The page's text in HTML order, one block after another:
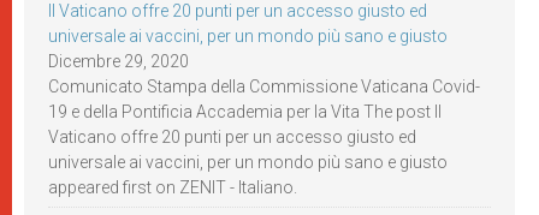
Il Vaticano offre 20 punti per un accesso giusto ed
universale ai vaccini, per un mondo più sano e giusto
Dicembre 29, 2020
Comunicato Stampa della Commissione Vaticana Covid-
19 e della Pontificia Accademia per la Vita The post Il
Vaticano offre 20 punti per un accesso giusto ed
universale ai vaccini, per un mondo più sano e giusto
appeared first on ZENIT - Italiano.